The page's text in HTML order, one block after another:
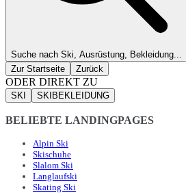
Suche nach Ski, Ausrüstung, Bekleidung...
Zur Startseite
Zurück
ODER DIREKT ZU
SKI SKIBEKLEIDUNG
BELIEBTE LANDINGPAGES
Alpin Ski
Skischuhe
Slalom Ski
Langlaufski
Skating Ski